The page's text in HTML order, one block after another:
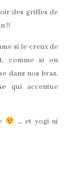
des griffes de
!!
si le creux de
comme si on
dans nos bras,
qui accentue
… et yogi-ni